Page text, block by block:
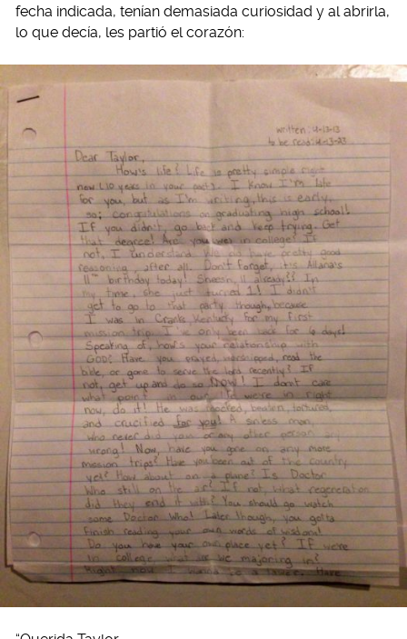
fecha indicada, tenían demasiada curiosidad y al abrirla,
lo que decía, les partió el corazón: